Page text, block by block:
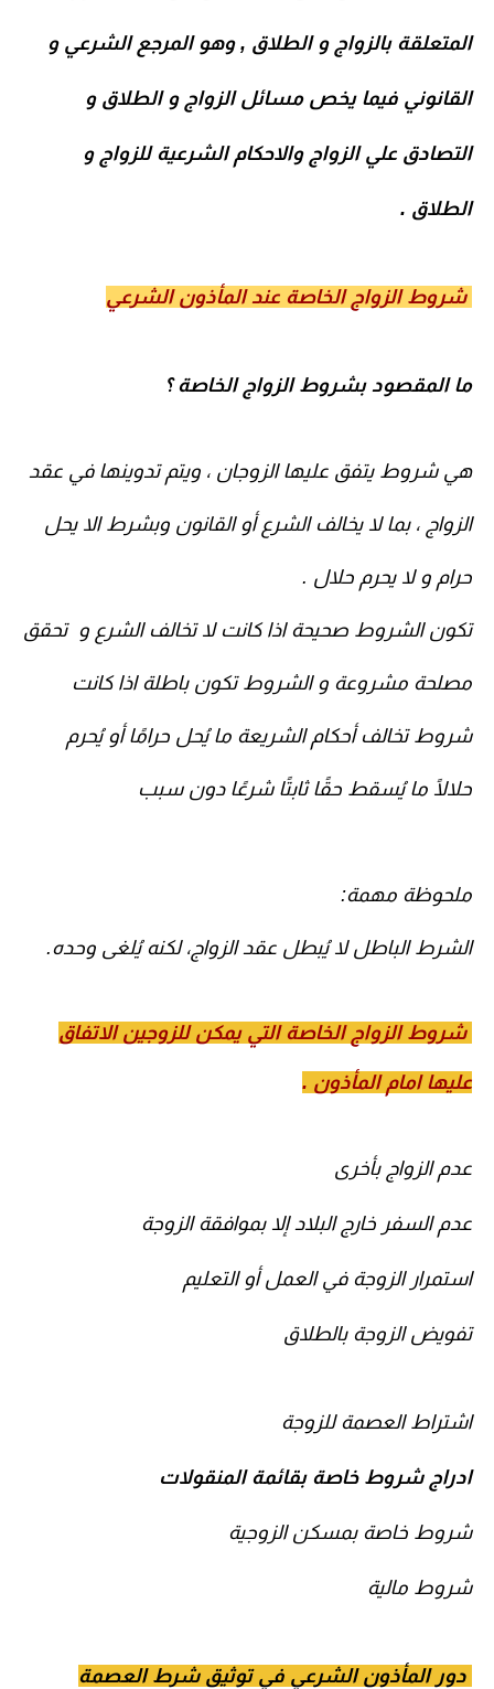
المتعلقة بالزواج و الطلاق , وهو المرجع الشرعي و
القانوني فيما يخص مسائل الزواج و الطلاق و
التصادق علي الزواج والاحكام الشرعية للزواج و
الطلاق .
شروط الزواج الخاصة عند المأذون الشرعي
ما المقصود بشروط الزواج الخاصة؟
هي شروط يتفق عليها الزوجان ، ويتم تدوينها في عقد
الزواج ، بما لا يخالف الشرع أو القانون وبشرط الا يحل
حرام و لا يحرم حلال .
تكون الشروط صحيحة اذا كانت لا تخالف الشرع و تحقق
مصلحة مشروعة و الشروط تكون باطلة اذا كانت
شروط تخالف أحكام الشريعة ما يُحل حرامًا أو يُحرم
حلالًا ما يُسقط حقًا ثابتًا شرعًا دون سبب
ملحوظة مهمة:
الشرط الباطل لا يُبطل عقد الزواج، لكنه يُلغى وحده.
شروط الزواج الخاصة التي يمكن للزوجين الاتفاق
عليها امام المأذون .
عدم الزواج بأخرى
عدم السفر خارج البلاد إلا بموافقة الزوجة
استمرار الزوجة في العمل أو التعليم
تفويض الزوجة بالطلاق
اشتراط العصمة للزوجة
ادراج شروط خاصة بقائمة المنقولات
شروط خاصة بمسكن الزوجية
شروط مالية
دور المأذون الشرعي في توثيق شرط العصمة